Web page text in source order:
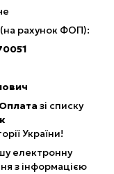
(на рахунок ФОП):
Оплата зі списку
України!
електронну
з інформацією